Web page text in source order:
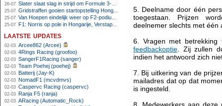
26-07 Slater slaat slag in strijd om Formule 3-kampioenschap op Hungaroring
25-07 Gridstraffen gooien startopstelling Hongaarse Grand Prix flink overhoop
25-07 Van Hoepen eindelijk weer op F2-podium, Mini wint sprintrace op Hungaroring
25-07 F1: Norris op pole in Hongarije, Verstappen zesde
laatste updates
02-03 Arcee862 (Arcee)
02-03 4Rings Racing (groofoo)
02-03 SangerF1Racing (sanger)
02-03 Team Poehej (poehej)
02-03 Batterij (Jay-K)
02-03 NomadF1 (mcvdmvs)
02-03 Caspervc Racing (caspervc)
02-03 Ranja F5 (ranja)
02-03 ARacing (Automatic_Rock)
5. Deelname door één
toegestaan. Prijzen
deelnemer slechts met één
6. Vragen met
feedbackoptie . Zij zullen
indien het antwoord zich
7. Bij uitkering van de
mailadres dat op dat
is ingesteld.